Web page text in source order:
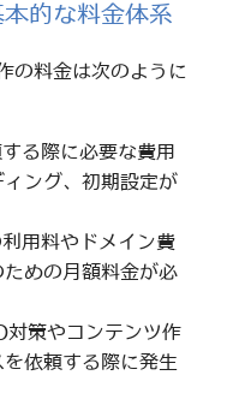
的な料金体系
の料金は次のように
る際に必要な費用
ング、初期設定が
用料やドメイン費
めの月額料金が必
策やコンテンツ作
依頼する際に発生